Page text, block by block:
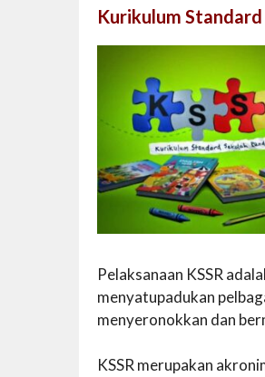
Kurikulum Standard
Pelaksanaan KSSR
menyatupadukan
menyeronokkan dan
KSSR merupakan